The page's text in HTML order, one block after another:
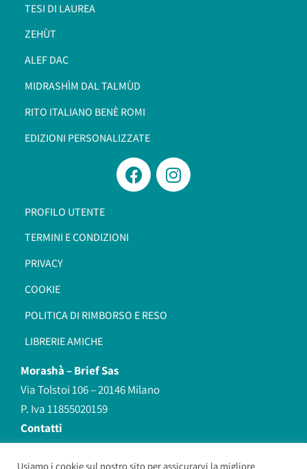
TESI DI LAUREA
ZEHÙT
ALEF DAC
MIDRASHÌM DAL TALMÙD
RITO ITALIANO BENÈ ROMI​
EDIZIONI PERSONALIZZATE
PROFILO UTENTE
TERMINI E CONDIZIONI
PRIVACY
COOKIE
POLITICA DI RIMBORSO E RESO
LIBRERIE AMICHE
Morashà –Brief Sas
Via Tolstoi 106 – 20146 Milano
P. Iva 11855020159
Contatti
redazione@morasha.it
Usiamo i cookie sul nostro sito per assicurarvi la migliore